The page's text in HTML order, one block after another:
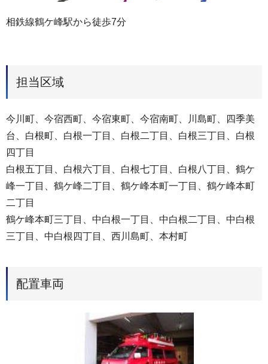
相鉄線鶴ケ峰駅から徒歩7分
担当区域
今川町、今宿西町、今宿東町、今宿南町、川島町、四季美
台、白根町、白根一丁目、白根二丁目、白根三丁目、白根
四丁目
白根五丁目、白根六丁目、白根七丁目、白根八丁目、鶴ケ
峰一丁目、鶴ケ峰二丁目、鶴ケ峰本町一丁目、鶴ケ峰本町
二丁目
鶴ケ峰本町三丁目、中白根一丁目、中白根二丁目、中白根
三丁目、中白根四丁目、西川島町、本村町
配置車両